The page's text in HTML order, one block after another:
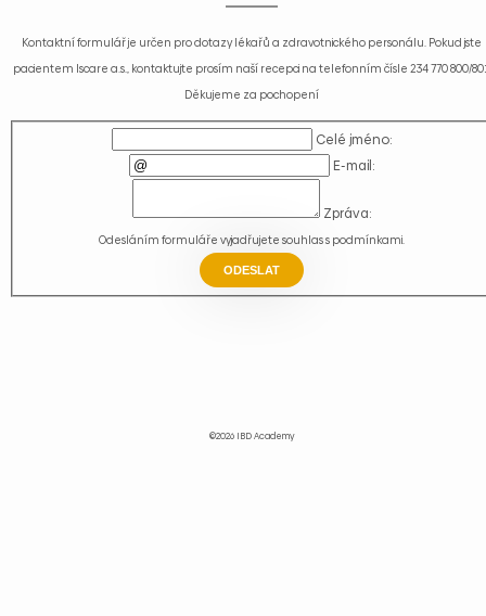
Kontaktní formulář je určen pro dotazy lékařů a zdravotnického personálu. Pokud jste
pacientem Iscare a.s., kontaktujte prosím naší recepci na telefonním čísle 234 770 800/
Děkujeme za pochopení
Celé jméno:
E-mail:
Zpráva:
Odesláním formuláře vyjadřujete souhlas s podmínkami.
ODESLAT
©2026 IBD Academy